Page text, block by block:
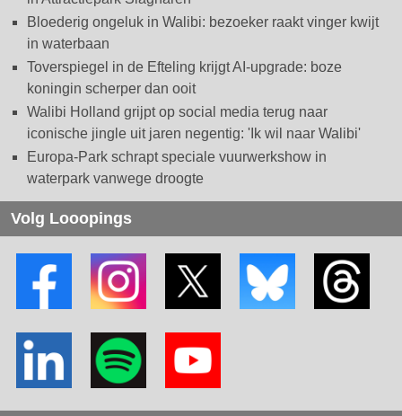
Bloederig ongeluk in Walibi: bezoeker raakt vinger kwijt
in waterbaan
Toverspiegel in de Efteling krijgt AI-upgrade: boze
koningin scherper dan ooit
Walibi Holland grijpt op social media terug naar
iconische jingle uit jaren negentig: 'Ik wil naar Walibi'
Europa-Park schrapt speciale vuurwerkshow in
waterpark vanwege droogte
Volg Looopings